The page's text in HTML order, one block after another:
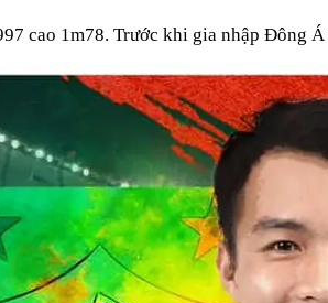
cao 1m78. Trước khi gia nhập Đông